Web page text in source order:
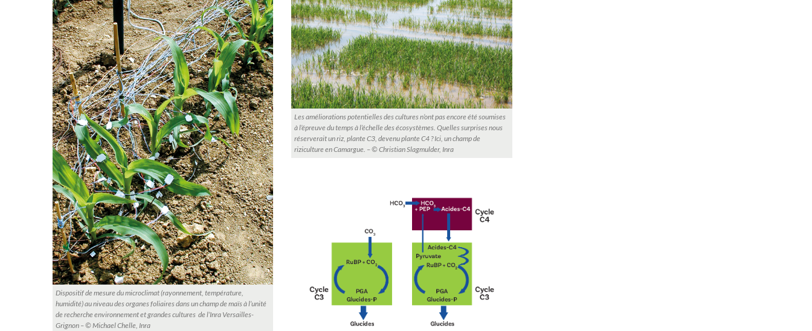
Dispositif de mesure du microclimat (rayonnement, température,
humidité) au niveau des organes foliaires dans un champ de maïs à l’unité
de recherche environnement et grandes cultures de l’Inra Versailles-
Grignon – © Michael Chelle, Inra
Les améliorations potentielles des cultures n’ont pas encore été soumises
à l’épreuve du temps à l’échelle des écosystèmes. Quelles surprises nous
réserverait un riz, plante C3, devenu plante C4 ? Ici, un champ de
riziculture en Camargue. – © Christian Slagmulder, Inra